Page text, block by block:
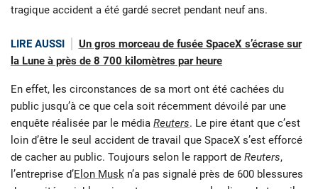
tragique accident a été gardé secret pendant neuf ans.
LIRE AUSSI
Un gros morceau de fusée SpaceX s’écrase sur
la Lune à près de 8 700 kilomètres par heure
En effet, les circonstances de sa mort ont été cachées du
public jusqu’à ce que cela soit récemment dévoilé par une
enquête réalisée par le média Reuters. Le pire étant que c’est
loin d’être le seul accident de travail que SpaceX s’est efforcé
de cacher au public. Toujours selon le rapport de Reuters,
l’entreprise d’Elon Musk n’a pas signalé près de 600 blessures